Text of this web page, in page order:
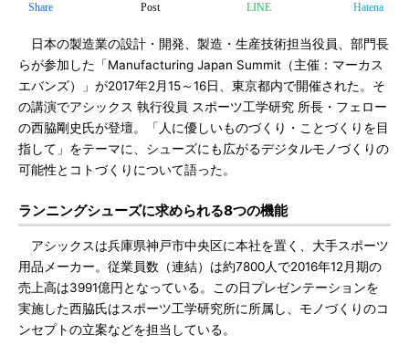
Share Post LINE Hatena
日本の製造業の設計・開発、製造・生産技術担当役員、部門長
らが参加した「Manufacturing Japan Summit（主催：マーカス
エバンズ）」が2017年2月15～16日、東京都内で開催された。そ
の講演でアシックス 執行役員 スポーツ工学研究 所長・フェロー
の西脇剛史氏が登壇。「人に優しいものづくり・ことづくりを目
指して」をテーマに、シューズにも広がるデジタルモノづくりの
可能性とコトづくりについて語った。
ランニングシューズに求められる8つの機能
アシックスは兵庫県神戸市中央区に本社を置く、大手スポーツ
用品メーカー。従業員数（連結）は約7800人で2016年12月期の
売上高は3991億円となっている。この日プレゼンテーションを
実施した西脇氏はスポーツ工学研究所に所属し、モノづくりのコ
ンセプトの立案などを担当している。